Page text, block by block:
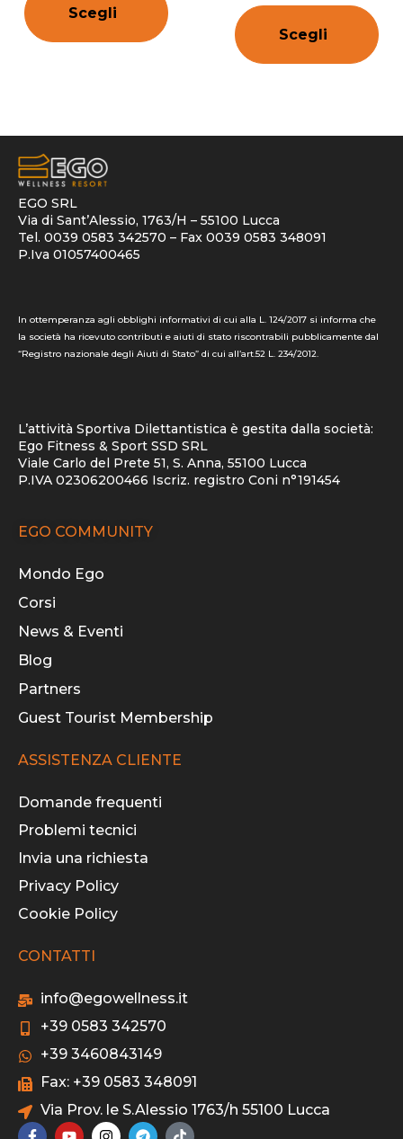
Scegli
Scegli
EGO SRL
Via di Sant’Alessio, 1763/H – 55100 Lucca
Tel. 0039 0583 342570 – Fax 0039 0583 348091
P.Iva 01057400465
In ottemperanza agli obblighi informativi di cui alla L. 124/2017 si informa che
la società ha ricevuto contributi e aiuti di stato riscontrabili pubblicamente dal
“Registro nazionale degli Aiuti di Stato” di cui all’art.52 L. 234/2012.
L’attività Sportiva Dilettantistica è gestita dalla società:
Ego Fitness & Sport SSD SRL
Viale Carlo del Prete 51, S. Anna, 55100 Lucca
P.IVA 02306200466 Iscriz. registro Coni n°191454
EGO COMMUNITY
Mondo Ego
Corsi
News & Eventi
Blog
Partners
Guest Tourist Membership
ASSISTENZA CLIENTE
Domande frequenti
Problemi tecnici
Invia una richiesta
Privacy Policy
Cookie Policy
CONTATTI
info@egowellness.it
+39 0583 342570
+39 3460843149
Fax: +39 0583 348091
Via Prov. le S.Alessio 1763/h 55100 Lucca